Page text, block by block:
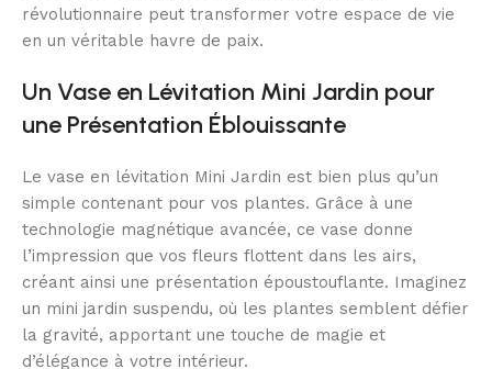
révolutionnaire peut transformer votre espace de vie
en un véritable havre de paix.
Un Vase en Lévitation Mini Jardin pour
une Présentation Éblouissante
Le vase en lévitation Mini Jardin est bien plus qu’un
simple contenant pour vos plantes. Grâce à une
technologie magnétique avancée, ce vase donne
l’impression que vos fleurs flottent dans les airs,
créant ainsi une présentation époustouflante. Imaginez
un mini jardin suspendu, où les plantes semblent défier
la gravité, apportant une touche de magie et
d’élégance à votre intérieur.